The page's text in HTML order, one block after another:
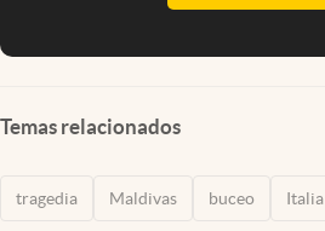
Temas relacionados
tragedia Maldivas buceo Italia